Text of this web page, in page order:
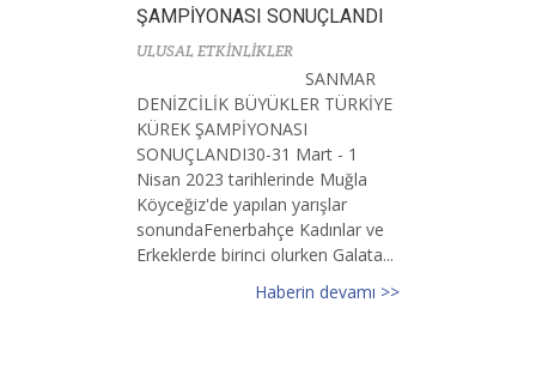
ŞAMPİYONASI SONUÇLANDI
ULUSAL ETKİNLİKLER
SANMAR
DENİZCİLİK BÜYÜKLER TÜRKİYE
KÜREK ŞAMPİYONASI
SONUÇLANDI30-31 Mart - 1
Nisan 2023 tarihlerinde Muğla
Köyceğiz'de yapılan yarışlar
sonundaFenerbahçe Kadınlar ve
Erkeklerde birinci olurken Galata...
Haberin devamı >>